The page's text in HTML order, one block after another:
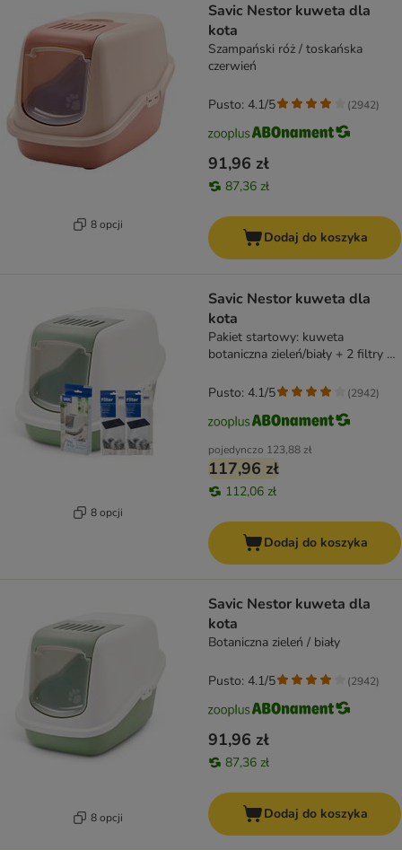
8 opcji
Savic Nestor kuweta dla
kota
Szampański róż / toskańska
czerwień
91,96 zł
87,36 zł
Pusto: 4.1/5 (2942)
Dodaj do koszyka
8 opcji
Savic Nestor kuweta dla
kota
Pakiet startowy: kuweta
botaniczna zieleń/biały + 2 filtry +
pojedynczo 123,88 zł
117,96 zł
112,06 zł
Pusto: 4.1/5 (2942)
Dodaj do koszyka
8 opcji
Savic Nestor kuweta dla
kota
Botaniczna zieleń / biały
91,96 zł
87,36 zł
Pusto: 4.1/5 (2942)
Dodaj do koszyka